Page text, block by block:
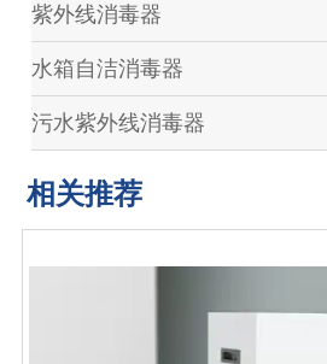
紫外线消毒器
水箱自洁消毒器
污水紫外线消毒器
相关推荐